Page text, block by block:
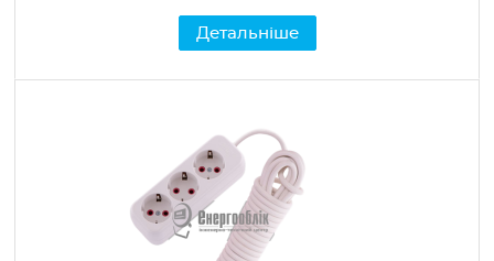
Детальніше